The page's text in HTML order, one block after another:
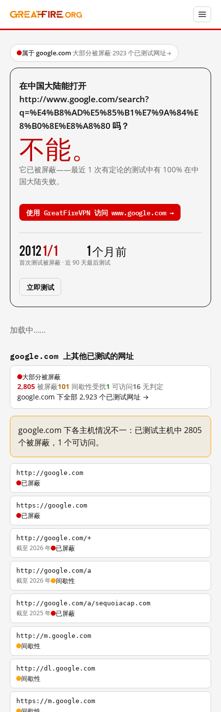
属于 google.com·大部分被屏蔽·2923 个已测试网址→
在中国大陆能打开
http://www.google.com/search?
q=%E4%B8%AD%E5%85%B1%E7%9A%84%E
8%B0%8E%E8%A8%80 吗？
不能。
它已被屏蔽——最近 1 次有定论的测试中有 100% 在中
国大陆失败。
使用 GreatFireVPN 访问 www.google.com →
2012
首次测试
1/1
被屏蔽 · 近 90 天
1 个月前
最后测试
立即测试
加载中……
google.com 上其他已测试的网址
大部分被屏蔽
2,805 被屏蔽101 间歇性受扰1 可访问16 无判定
google.com 下全部 2,923 个已测试网址 →
google.com 下各主机情况不一：已测试主机中 2805
个被屏蔽，1 个可访问。
http://google.com
已屏蔽
https://google.com
已屏蔽
http://google.com/+
截至 2026 年 已屏蔽
http://google.com/a
截至 2026 年 间歇性
http://google.com/a/sequoiacap.com
截至 2025 年 已屏蔽
http://m.google.com
间歇性
http://dl.google.com
间歇性
https://m.google.com